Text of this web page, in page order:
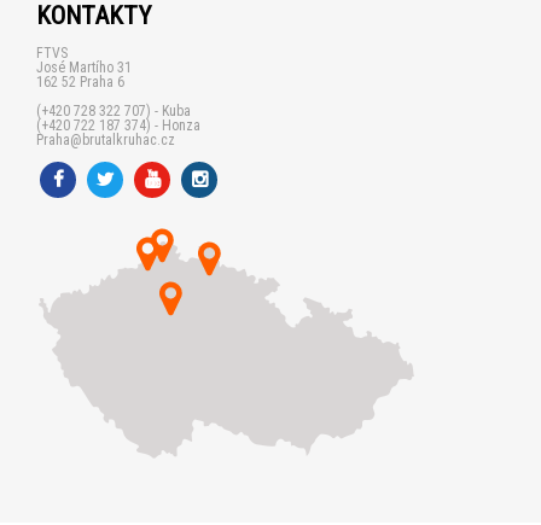
KONTAKTY
FTVS
José Martího 31
162 52 Praha 6
(+420 728 322 707) - Kuba
(+420 722 187 374) - Honza
Praha@brutalkruhac.cz